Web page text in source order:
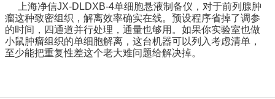
上海净信JX-DLDXB-4单细胞悬液制备仪，对于前列腺肿
瘤这种致密组织，解离效率确实在线。预设程序省掉了调参
的时间，四通道并行处理，通量也够用。如果你实验室也做
小鼠肿瘤组织的单细胞解离，这台机器可以列入考虑清单，
至少能把重复性差这个老大难问题给解决掉。